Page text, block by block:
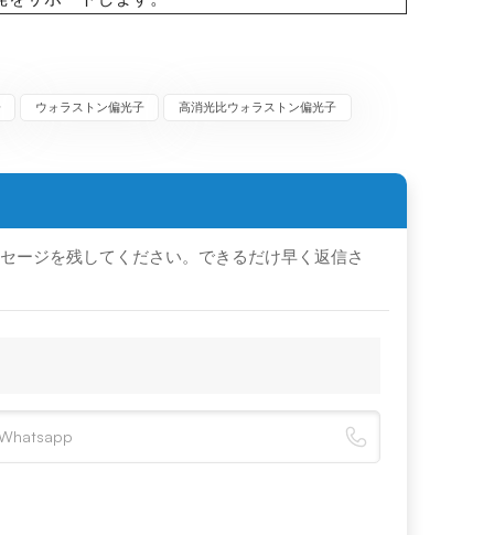
ウォラストン偏光子 高消光比ウォラストン偏光子
ージを残してください。できるだけ早く返信さ